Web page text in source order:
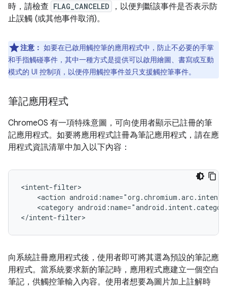
時，請檢查 FLAG_CANCELED
，以便判斷該事件是否表示防
止誤觸 (或其他事件取消)。
注意： 如要在已啟用觸控筆的應用程式中，防止不必要的手掌
和手指觸碰事件，其中一種方式是提供可以啟用繪圖、書寫或互動
模式的 UI 控制項，以便停用觸控事件並只支援觸控筆事件。
筆記應用程式
ChromeOS 有一項特殊意圖，可向使用者顯示已註冊的筆
記應用程式。如要將應用程式註冊為筆記應用程式，請在應
用程式資訊清單中加入以下內容：
<action
<category
向系統註冊應用程式後，使用者即可將其選為預設的筆記應
用程式。當系統要求新的筆記時，應用程式應建立一個空白
筆記，供觸控筆輸入內容。使用者想要為圖片加上註解時